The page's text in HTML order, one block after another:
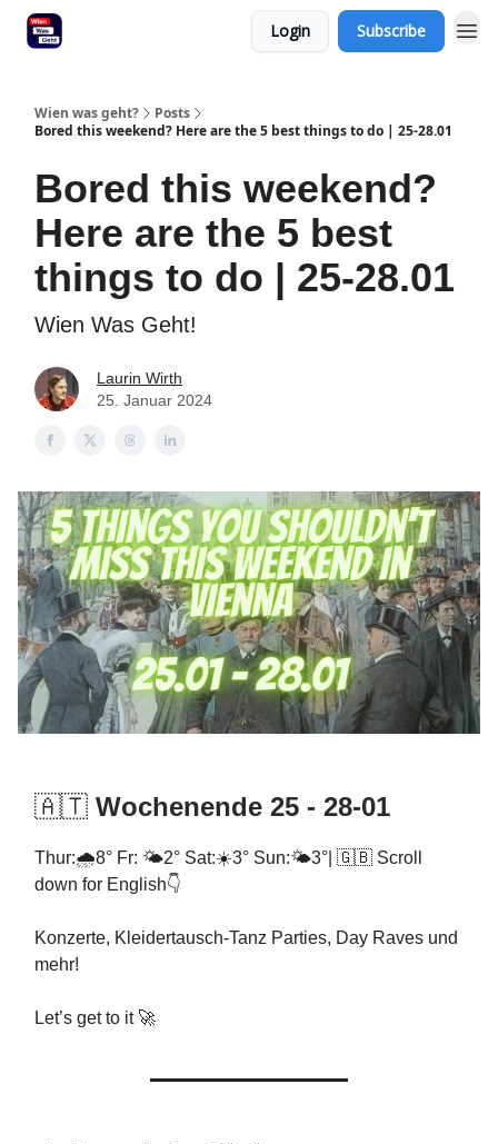
Login Subscribe
Wien was geht?
Posts
Bored this weekend? Here are the 5 best things to do | 25-28.01
Bored this weekend?
Here are the 5 best
things to do | 25-28.01
Wien Was Geht!
Laurin Wirth
25. Januar 2024
🇦🇹 Wochenende 25 - 28-01
Thur:🌧️8° Fr: 🌤️2° Sat:☀️3° Sun:🌤️3°| 🇬🇧 Scroll
down for English👇
Konzerte, Kleidertausch-Tanz Parties, Day Raves und
mehr!
Let’s get to it 🚀